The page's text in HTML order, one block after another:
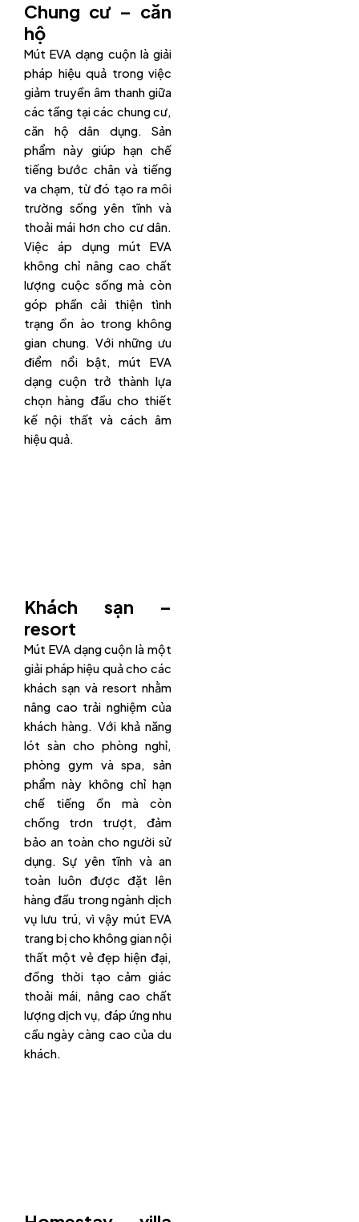
Chung cư – căn
hộ
Mút EVA dạng cuộn là giải
pháp hiệu quả trong việc
giảm truyền âm thanh giữa
các tầng tại các chung cư,
căn hộ dân dụng. Sản
phẩm này giúp hạn chế
tiếng bước chân và tiếng
va chạm, từ đó tạo ra môi
trường sống yên tĩnh và
thoải mái hơn cho cư dân.
Việc áp dụng mút EVA
không chỉ nâng cao chất
lượng cuộc sống mà còn
góp phần cải thiện tình
trạng ồn ào trong không
gian chung. Với những ưu
điểm nổi bật, mút EVA
dạng cuộn trở thành lựa
chọn hàng đầu cho thiết
kế nội thất và cách âm
hiệu quả.
Khách sạn –
resort
Mút EVA dạng cuộn là một
giải pháp hiệu quả cho các
khách sạn và resort nhằm
nâng cao trải nghiệm của
khách hàng. Với khả năng
lót sàn cho phòng nghỉ,
phòng gym và spa, sản
phẩm này không chỉ hạn
chế tiếng ồn mà còn
chống trơn trượt, đảm
bảo an toàn cho người sử
dụng. Sự yên tĩnh và an
toàn luôn được đặt lên
hàng đầu trong ngành dịch
vụ lưu trú, vì vậy mút EVA
trang bị cho không gian nội
thất một vẻ đẹp hiện đại,
đồng thời tạo cảm giác
thoải mái, nâng cao chất
lượng dịch vụ, đáp ứng nhu
cầu ngày càng cao của du
khách.